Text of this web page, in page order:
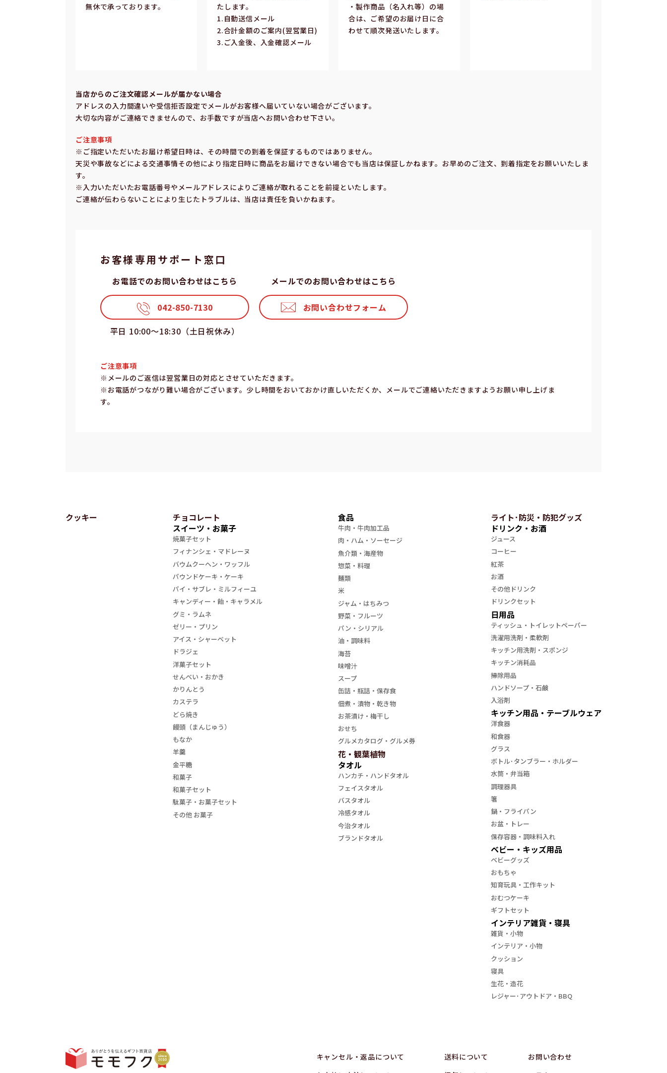
無休で承っております。
たします。
1.⾃動送信メール
2.合計⾦額のご案内(翌営業⽇)
3.ご⼊⾦後、⼊⾦確認メール
・製作商品（名⼊れ等）の場
合は、ご希望のお届け⽇に合
わせて順次発送いたします。
当店からのご注⽂確認メールが届かない場合
アドレスの⼊⼒間違いや受信拒否設定でメールがお客様へ届いていない場合がございます。
⼤切な内容がご連絡できませんので、お⼿数ですが当店へお問い合わせ下さい。
ご注意事項
※ご指定いただいたお届け希望⽇時は、その時間での到着を保証するものではありません。
天災や事故などによる交通事情その他により指定⽇時に商品をお届けできない場合でも当店は保証しかねます。お早めのご注⽂、到着指定をお願いいたしま
す。
※⼊⼒いただいたお電話番号やメールアドレスによりご連絡が取れることを前提といたします。
ご連絡が伝わらないことにより⽣じたトラブルは、当店は責任を負いかねます。
お客様専⽤サポート窓⼝
お電話でのお問い合わせはこちら
042-850-7130
平⽇ 10:00〜18:30（⼟⽇祝休み）
メールでのお問い合わせはこちら
お問い合わせフォーム
ご注意事項
※メールのご返信は翌営業⽇の対応とさせていただきます。
※お電話がつながり難い場合がございます。少し時間をおいておかけ直しいただくか、メールでご連絡いただきますようお願い申し上げま
す。
クッキー
チョコレート
スイーツ・お菓子
焼菓子セット
フィナンシェ・マドレーヌ
バウムクーヘン・ワッフル
パウンドケーキ・ケーキ
パイ・サブレ・ミルフィーユ
キャンディー・飴・キャラメル
グミ・ラムネ
ゼリー・プリン
アイス・シャーベット
ドラジェ
洋菓子セット
せんべい・おかき
かりんとう
カステラ
どら焼き
饅頭（まんじゅう）
もなか
羊羹
金平糖
和菓子
和菓子セット
駄菓子・お菓子セット
その他 お菓子
食品
牛肉・牛肉加工品
肉・ハム・ソーセージ
魚介類・海産物
惣菜・料理
麺類
米
ジャム・はちみつ
野菜・フルーツ
パン・シリアル
油・調味料
海苔
味噌汁
スープ
缶詰・瓶詰・保存食
佃煮・漬物・乾き物
お茶漬け・梅干し
おせち
グルメカタログ・グルメ券
花・観葉植物
タオル
ハンカチ・ハンドタオル
フェイスタオル
バスタオル
冷感タオル
今治タオル
ブランドタオル
ライト･防災・防犯グッズ
ドリンク・お酒
ジュース
コーヒー
紅茶
お酒
その他ドリンク
ドリンクセット
日用品
ティッシュ・トイレットペーパー
洗濯用洗剤・柔軟剤
キッチン用洗剤・スポンジ
キッチン消耗品
掃除用品
ハンドソープ・石鹸
入浴剤
キッチン用品・テーブルウェア
洋食器
和食器
グラス
ボトル･タンブラー・ホルダー
水筒・弁当箱
調理器具
箸
鍋・フライパン
お盆・トレー
保存容器・調味料入れ
ベビー・キッズ用品
ベビーグッズ
おもちゃ
知育玩具・工作キット
おむつケーキ
ギフトセット
インテリア雑貨・寝具
雑貨・小物
インテリア・小物
クッション
寝具
生花・造花
レジャー･アウトドア・BBQ
キャンセル・返品について
送料について
お問い合わせ